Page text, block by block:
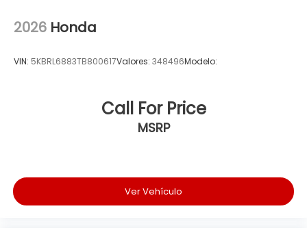
2026 Honda
VIN: 5KBRL6883TB800617Valores: 348496Modelo:
Call For Price
MSRP
Ver Vehículo